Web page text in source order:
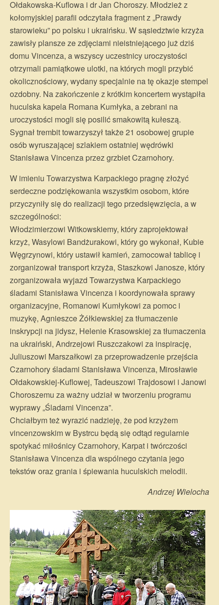
Ołdakowska-Kuflowa i dr Jan Choroszy. Młodzież z
kołomyjskiej parafii odczytała fragment z „Prawdy
starowieku” po polsku i ukraińsku. W sąsiedztwie krzyża
zawisły plansze ze zdjęciami nieistniejącego już dziś
domu Vincenza, a wszyscy uczestnicy uroczystości
otrzymali pamiątkowe ulotki, na których mogli przybić
okolicznościowy, wydany specjalnie na tę okazje stempel
ozdobny. Na zakończenie z krótkim koncertem wystąpiła
huculska kapela Romana Kumłyka, a zebrani na
uroczystości mogli się posilić smakowitą kułeszą.
Sygnał trembit towarzyszył także 21 osobowej grupie
osób wyruszającej szlakiem ostatniej wędrówki
Stanisława Vincenza przez grzbiet Czarnohory.
W imieniu Towarzystwa Karpackiego pragnę złożyć
serdeczne podziękowania wszystkim osobom, które
przyczyniły się do realizacji tego przedsięwzięcia, a w
szczególności:
Włodzimierzowi Witkowskiemy, który zaprojektował
krzyż, Wasylowi Bandżurakowi, który go wykonał, Kubie
Węgrzynowi, który ustawił kamień, zamocował tablicę i
zorganizował transport krzyża, Staszkowi Janosze, który
zorganizowała wyjazd Towarzystwa Karpackiego
śladami Stanisława Vincenza i koordynowała sprawy
organizacyjne, Romanowi Kumłykowi za pomoc i
muzykę, Agnieszce Żółkiewskiej za tłumaczenie
inskrypcji na jidysz, Helenie Krasowskiej za tłumaczenia
na ukraiński, Andrzejowi Ruszczakowi za inspirację,
Juliuszowi Marszałkowi za przeprowadzenie przejścia
Czarnohory śladami Stanisława Vincenza, Mirosławie
Ołdakowskiej-Kuflowej, Tadeuszowi Trajdosowi i Janowi
Choroszemu za ważny udział w tworzeniu programu
wyprawy „Śladami Vincenza”.
Chciałbym też wyrazić nadzieję, że pod krzyżem
vincenzowskim w Bystrcu będą się odtąd regularnie
spotykać miłośnicy Czarnohory, Karpat i twórczości
Stanisława Vincenza dla wspólnego czytania jego
tekstów oraz grania i śpiewania huculskich melodii.
Andrzej Wielocha